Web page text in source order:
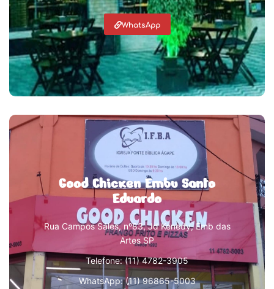
WhatsApp
Good Chicken Embu Santo
Eduardo
Rua Campos Sáles, nº83, Jd Kenedy, Emb das
Artes SP
Telefone: (11) 4782-3905
WhatsApp: (11) 96865-5003